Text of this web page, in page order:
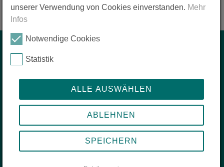
zis kurz erklärt
Mach die Reise deines Lebens
Das sagen unsere zis-Reisenden
Unsere beliebtesten Reiseziele
Reisefunk - der Abenteuer Podcast
Unterstütze die zis-Stiftung
unserer Verwendung von Cookies einverstanden. Mehr
Infos
Notwendige Cookies
Statistik
ALLE AUSWÄHLEN
ABLEHNEN
SPEICHERN